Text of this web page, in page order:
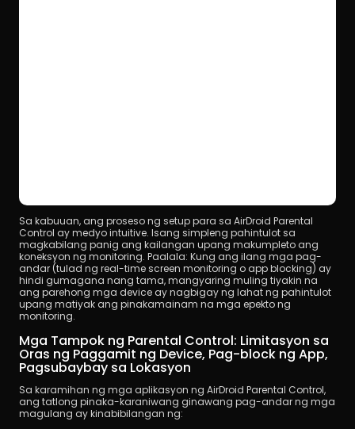
Sa kabuuan, ang proseso ng setup para sa AirDroid Parental
Control ay medyo intuitive. Isang simpleng pahintulot sa
magkabilang panig ang kailangan upang makumpleto ang
koneksyon ng monitoring. Paalala: Kung ang ilang mga pag-
andar (tulad ng real-time screen monitoring o app blocking) ay
hindi gumagana nang tama, mangyaring muling tiyakin na
ang parehong mga device ay nagbigay ng lahat ng pahintulot
upang matiyak ang pinakamainam na mga epekto ng
monitoring.
Mga Tampok ng Parental Control: Limitasyon sa
Oras ng Paggamit ng Device, Pag-block ng App,
Pagsubaybay sa Lokasyon
Sa karamihan ng mga aplikasyon ng AirDroid Parental Control,
ang tatlong pinaka-karaniwang ginawang pag-andar ng mga
magulang ay kinabibilangan ng: